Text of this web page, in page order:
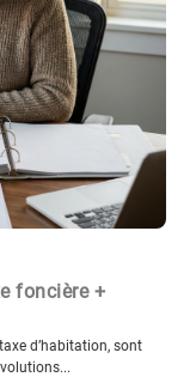
foncière +
d’habitation, sont